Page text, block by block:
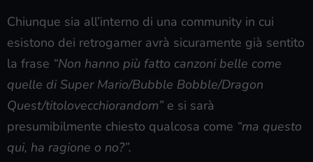
Chiunque sia all’interno di una community in cui
esistono dei retrogamer avrà sicuramente già sentito
la frase “Non hanno più fatto canzoni belle come
quelle di Super Mario/Bubble Bobble/Dragon
Quest/titolovecchiorandom” e si sarà
presumibilmente chiesto qualcosa come “ma questo
qui, ha ragione o no?”.